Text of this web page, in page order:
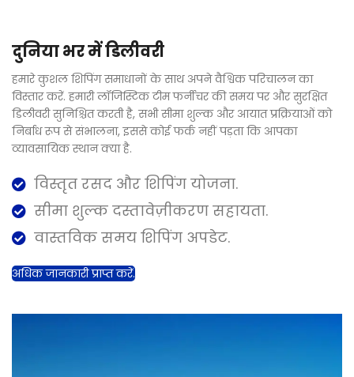
दुनिया भर में डिलीवरी
हमारे कुशल शिपिंग समाधानों के साथ अपने वैश्विक परिचालन का
विस्तार करें. हमारी लॉजिस्टिक टीम फर्नीचर की समय पर और सुरक्षित
डिलीवरी सुनिश्चित करती है, सभी सीमा शुल्क और आयात प्रक्रियाओं को
निर्बाध रूप से संभालना, इससे कोई फर्क नहीं पड़ता कि आपका
व्यावसायिक स्थान क्या है.
विस्तृत रसद और शिपिंग योजना.
सीमा शुल्क दस्तावेज़ीकरण सहायता.
वास्तविक समय शिपिंग अपडेट.
अधिक जानकारी प्राप्त करें.